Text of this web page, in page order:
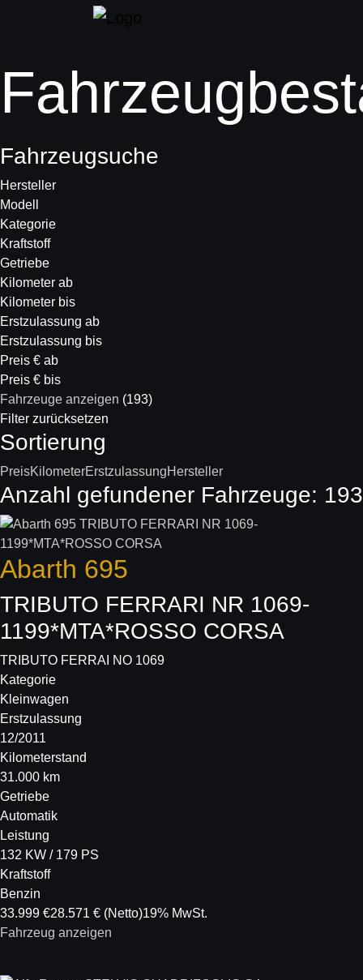
Fahrzeugsuche
Hersteller
Modell
Kategorie
Kraftstoff
Getriebe
Kilometer ab
Kilometer bis
Erstzulassung ab
Erstzulassung bis
Preis € ab
Preis € bis
Fahrzeuge anzeigen (193)
Filter zurücksetzen
Sortierung
PreisKilometerErstzulassungHersteller
Anzahl gefundener Fahrzeuge: 193
Abarth 695
TRIBUTO FERRARI NR 1069-
1199*MTA*ROSSO CORSA
TRIBUTO FERRAI NO 1069
Kategorie
Kleinwagen
Erstzulassung
12/2011
Kilometerstand
31.000 km
Getriebe
Automatik
Leistung
132 KW / 179 PS
Kraftstoff
Benzin
33.999 €28.571 € (Netto)19% MwSt.
Fahrzeug anzeigen